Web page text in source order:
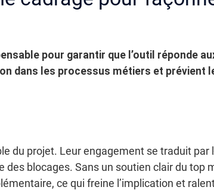
pour garantir que l’outil réponde
dans les processus métiers et prévient
du projet. Leur engagement se traduit par
blocages. Sans un soutien clair du top
ce qui freine l’implication et